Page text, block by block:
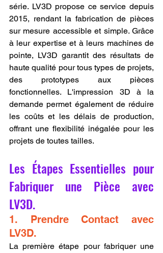
série. LV3D propose ce service depuis
2015, rendant la fabrication de pièces
sur mesure accessible et simple. Grâce
à leur expertise et à leurs machines de
pointe, LV3D garantit des résultats de
haute qualité pour tous types de projets,
des prototypes aux pièces
fonctionnelles. L'impression 3D à la
demande permet également de réduire
les coûts et les délais de production,
offrant une flexibilité inégalée pour les
projets de toutes tailles.
Les Étapes Essentielles pour
Fabriquer une Pièce avec
LV3D.
1. Prendre Contact avec
LV3D.
La première étape pour fabriquer une